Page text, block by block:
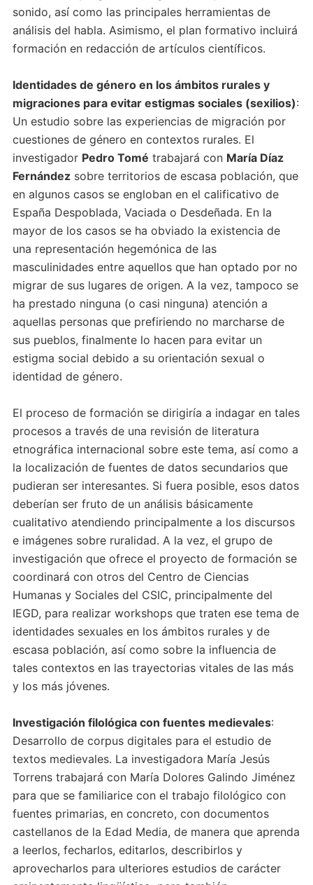
sonido, así como las principales herramientas de
análisis del habla. Asimismo, el plan formativo incluirá
formación en redacción de artículos científicos.
Identidades de género en los ámbitos rurales y
migraciones para evitar estigmas sociales (sexilios):
Un estudio sobre las experiencias de migración por
cuestiones de género en contextos rurales. El
investigador Pedro Tomé trabajará con María Díaz
Fernándezsobre territorios de escasa población, que
en algunos casos se engloban en el calificativo de
España Despoblada, Vaciada o Desdeñada. En la
mayor de los casos se ha obviado la existencia de
una representación hegemónica de las
masculinidades entre aquellos que han optado por no
migrar de sus lugares de origen. A la vez, tampoco se
ha prestado ninguna (o casi ninguna) atención a
aquellas personas que prefiriendo no marcharse de
sus pueblos, finalmente lo hacen para evitar un
estigma social debido a su orientación sexual o
identidad de género.
El proceso de formación se dirigiría a indagar en tales
procesos a través de una revisión de literatura
etnográfica internacional sobre este tema, así como a
la localización de fuentes de datos secundarios que
pudieran ser interesantes. Si fuera posible, esos datos
deberían ser fruto de un análisis básicamente
cualitativo atendiendo principalmente a los discursos
e imágenes sobre ruralidad. A la vez, el grupo de
investigación que ofrece el proyecto de formación se
coordinará con otros del Centro de Ciencias
Humanas y Sociales del CSIC, principalmente del
IEGD, para realizar workshops que traten ese tema de
identidades sexuales en los ámbitos rurales y de
escasa población, así como sobre la influencia de
tales contextos en las trayectorias vitales de las más
y los más jóvenes.
Investigación filológica con fuentes medievales:
Desarrollo de corpus digitales para el estudio de
textos medievales. La investigadora María Jesús
Torrens trabajará con María Dolores Galindo Jiménez
para que se familiarice con el trabajo filológico con
fuentes primarias, en concreto, con documentos
castellanos de la Edad Media, de manera que aprenda
a leerlos, fecharlos, editarlos, describirlos y
aprovecharlos para ulteriores estudios de carácter